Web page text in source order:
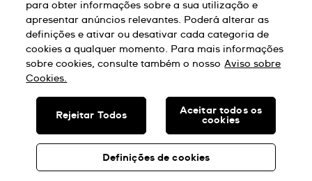
Aviso De Privacidade Aviso De Cookies
Termos E Condições De Uso
SWISS MADE
© SWATCH AG 2026. TODOS OS DIREITOS RESERVADOS: SWISS
para obter informações sobre a sua utilização e
apresentar anúncios relevantes. Poderá alterar as
definições e ativar ou desativar cada categoria de
cookies a qualquer momento. Para mais informações
sobre cookies, consulte também o nosso Aviso sobre
Cookies.
Definições de cookies
Rejeitar Todos
Aceitar todos os
cookies